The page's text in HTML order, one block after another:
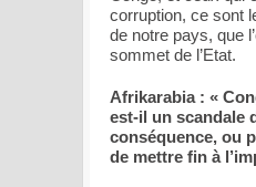
corruption, ce sont
de notre pays, que
sommet de l’Etat.
Afrikarabia : «
est-il un scandale
conséquence, ou
de mettre fin à